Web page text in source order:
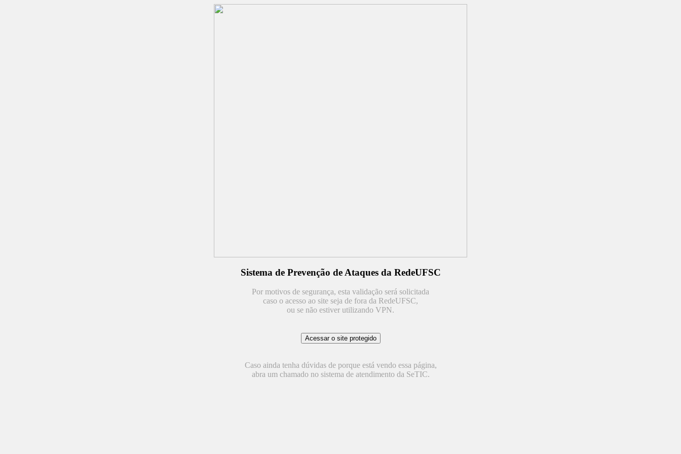
Sistema de Prevenção de Ataques da RedeUFSC
Por motivos de segurança, esta validação será solicitada
caso o acesso ao site seja de fora da RedeUFSC,
ou se não estiver utilizando VPN.
Caso ainda tenha dúvidas de porque está vendo essa página,
abra um chamado no sistema de atendimento da SeTIC.